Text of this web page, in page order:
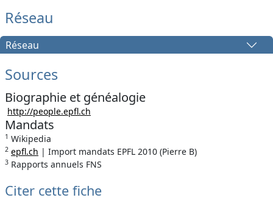
Réseau
Réseau
Sources
Biographie et généalogie
http://people.epfl.ch
Mandats
1 Wikipedia
2 epfl.ch | Import mandats EPFL 2010 (Pierre B)
3 Rapports annuels FNS
Citer cette fiche